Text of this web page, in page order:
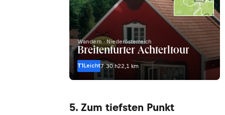
Wandern · Niederösterreich
Breitenfurter Achterltour
T1Leicht7:30 h22,1 km
5. Zum tiefsten Punkt